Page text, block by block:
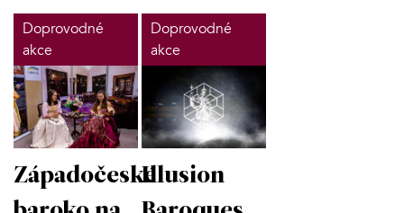
Doprovodné
akce
Západočeské
Doprovodné
akce
Illusion